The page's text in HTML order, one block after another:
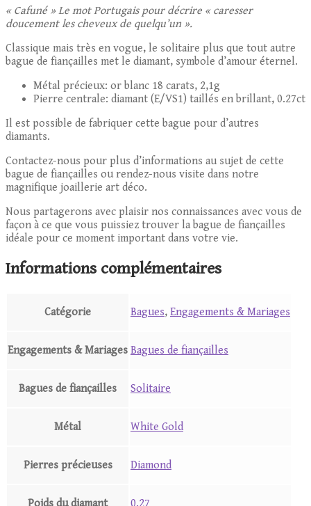
« Cafuné » Le mot Portugais pour décrire « caresser
doucement les cheveux de quelqu’un ».
Classique mais très en vogue, le solitaire plus que tout autre
bague de fiançailles met le diamant, symbole d’amour éternel.
Métal précieux: or blanc 18 carats, 2,1g
Pierre centrale: diamant (E/VS1) taillés en brillant, 0.27ct
Il est possible de fabriquer cette bague pour d’autres
diamants.
Contactez-nous pour plus d’informations au sujet de cette
bague de fiançailles ou rendez-nous visite dans notre
magnifique joaillerie art déco.
Nous partagerons avec plaisir nos connaissances avec vous de
façon à ce que vous puissiez trouver la bague de fiançailles
idéale pour ce moment important dans votre vie.
Informations complémentaires
Catégorie Bagues, Engagements & Mariages
Engagements & Mariages Bagues de fiançailles
Bagues de fiançailles Solitaire
Métal White Gold
Pierres précieuses Diamond